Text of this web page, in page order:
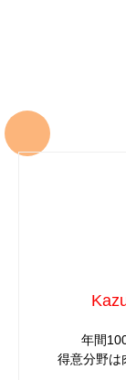
年間
得意分野は